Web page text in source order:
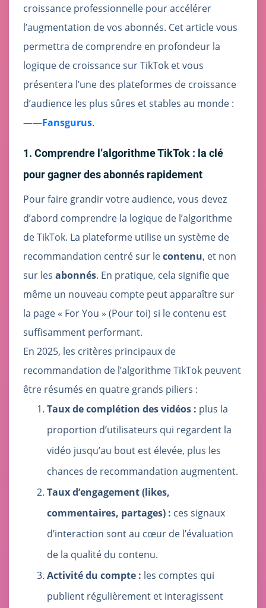
croissance professionnelle pour accélérer
l’augmentation de vos abonnés. Cet article vous
permettra de comprendre en profondeur la
logique de croissance sur TikTok et vous
présentera l’une des plateformes de croissance
d’audience les plus sûres et stables au monde :
——Fansgurus.
1. Comprendre l’algorithme TikTok : la clé
pour gagner des abonnés rapidement
Pour faire grandir votre audience, vous devez
d’abord comprendre la logique de l’algorithme
de TikTok. La plateforme utilise un système de
recommandation centré sur lecontenu, et non
sur les abonnés. En pratique, cela signifie que
même un nouveau compte peut apparaître sur
la page « For You » (Pour toi) si le contenu est
suffisamment performant.
En 2025, les critères principaux de
recommandation de l’algorithme TikTok peuvent
être résumés en quatre grands piliers :
Taux de complétion des vidéos : plus la
proportion d’utilisateurs qui regardent la
vidéo jusqu’au bout est élevée, plus les
chances de recommandation augmentent.
Taux d’engagement (likes,
commentaires, partages) : ces signaux
d’interaction sont au cœur de l’évaluation
de la qualité du contenu.
Activité du compte : les comptes qui
publient régulièrement et interagissent